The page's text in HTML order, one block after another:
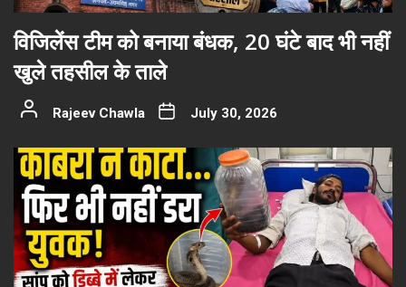
विजिलेंस टीम को बनाया बंधक, 20 घंटे बाद भी नहीं
खुले तहसील के ताले
Rajeev Chawla July 30, 2026